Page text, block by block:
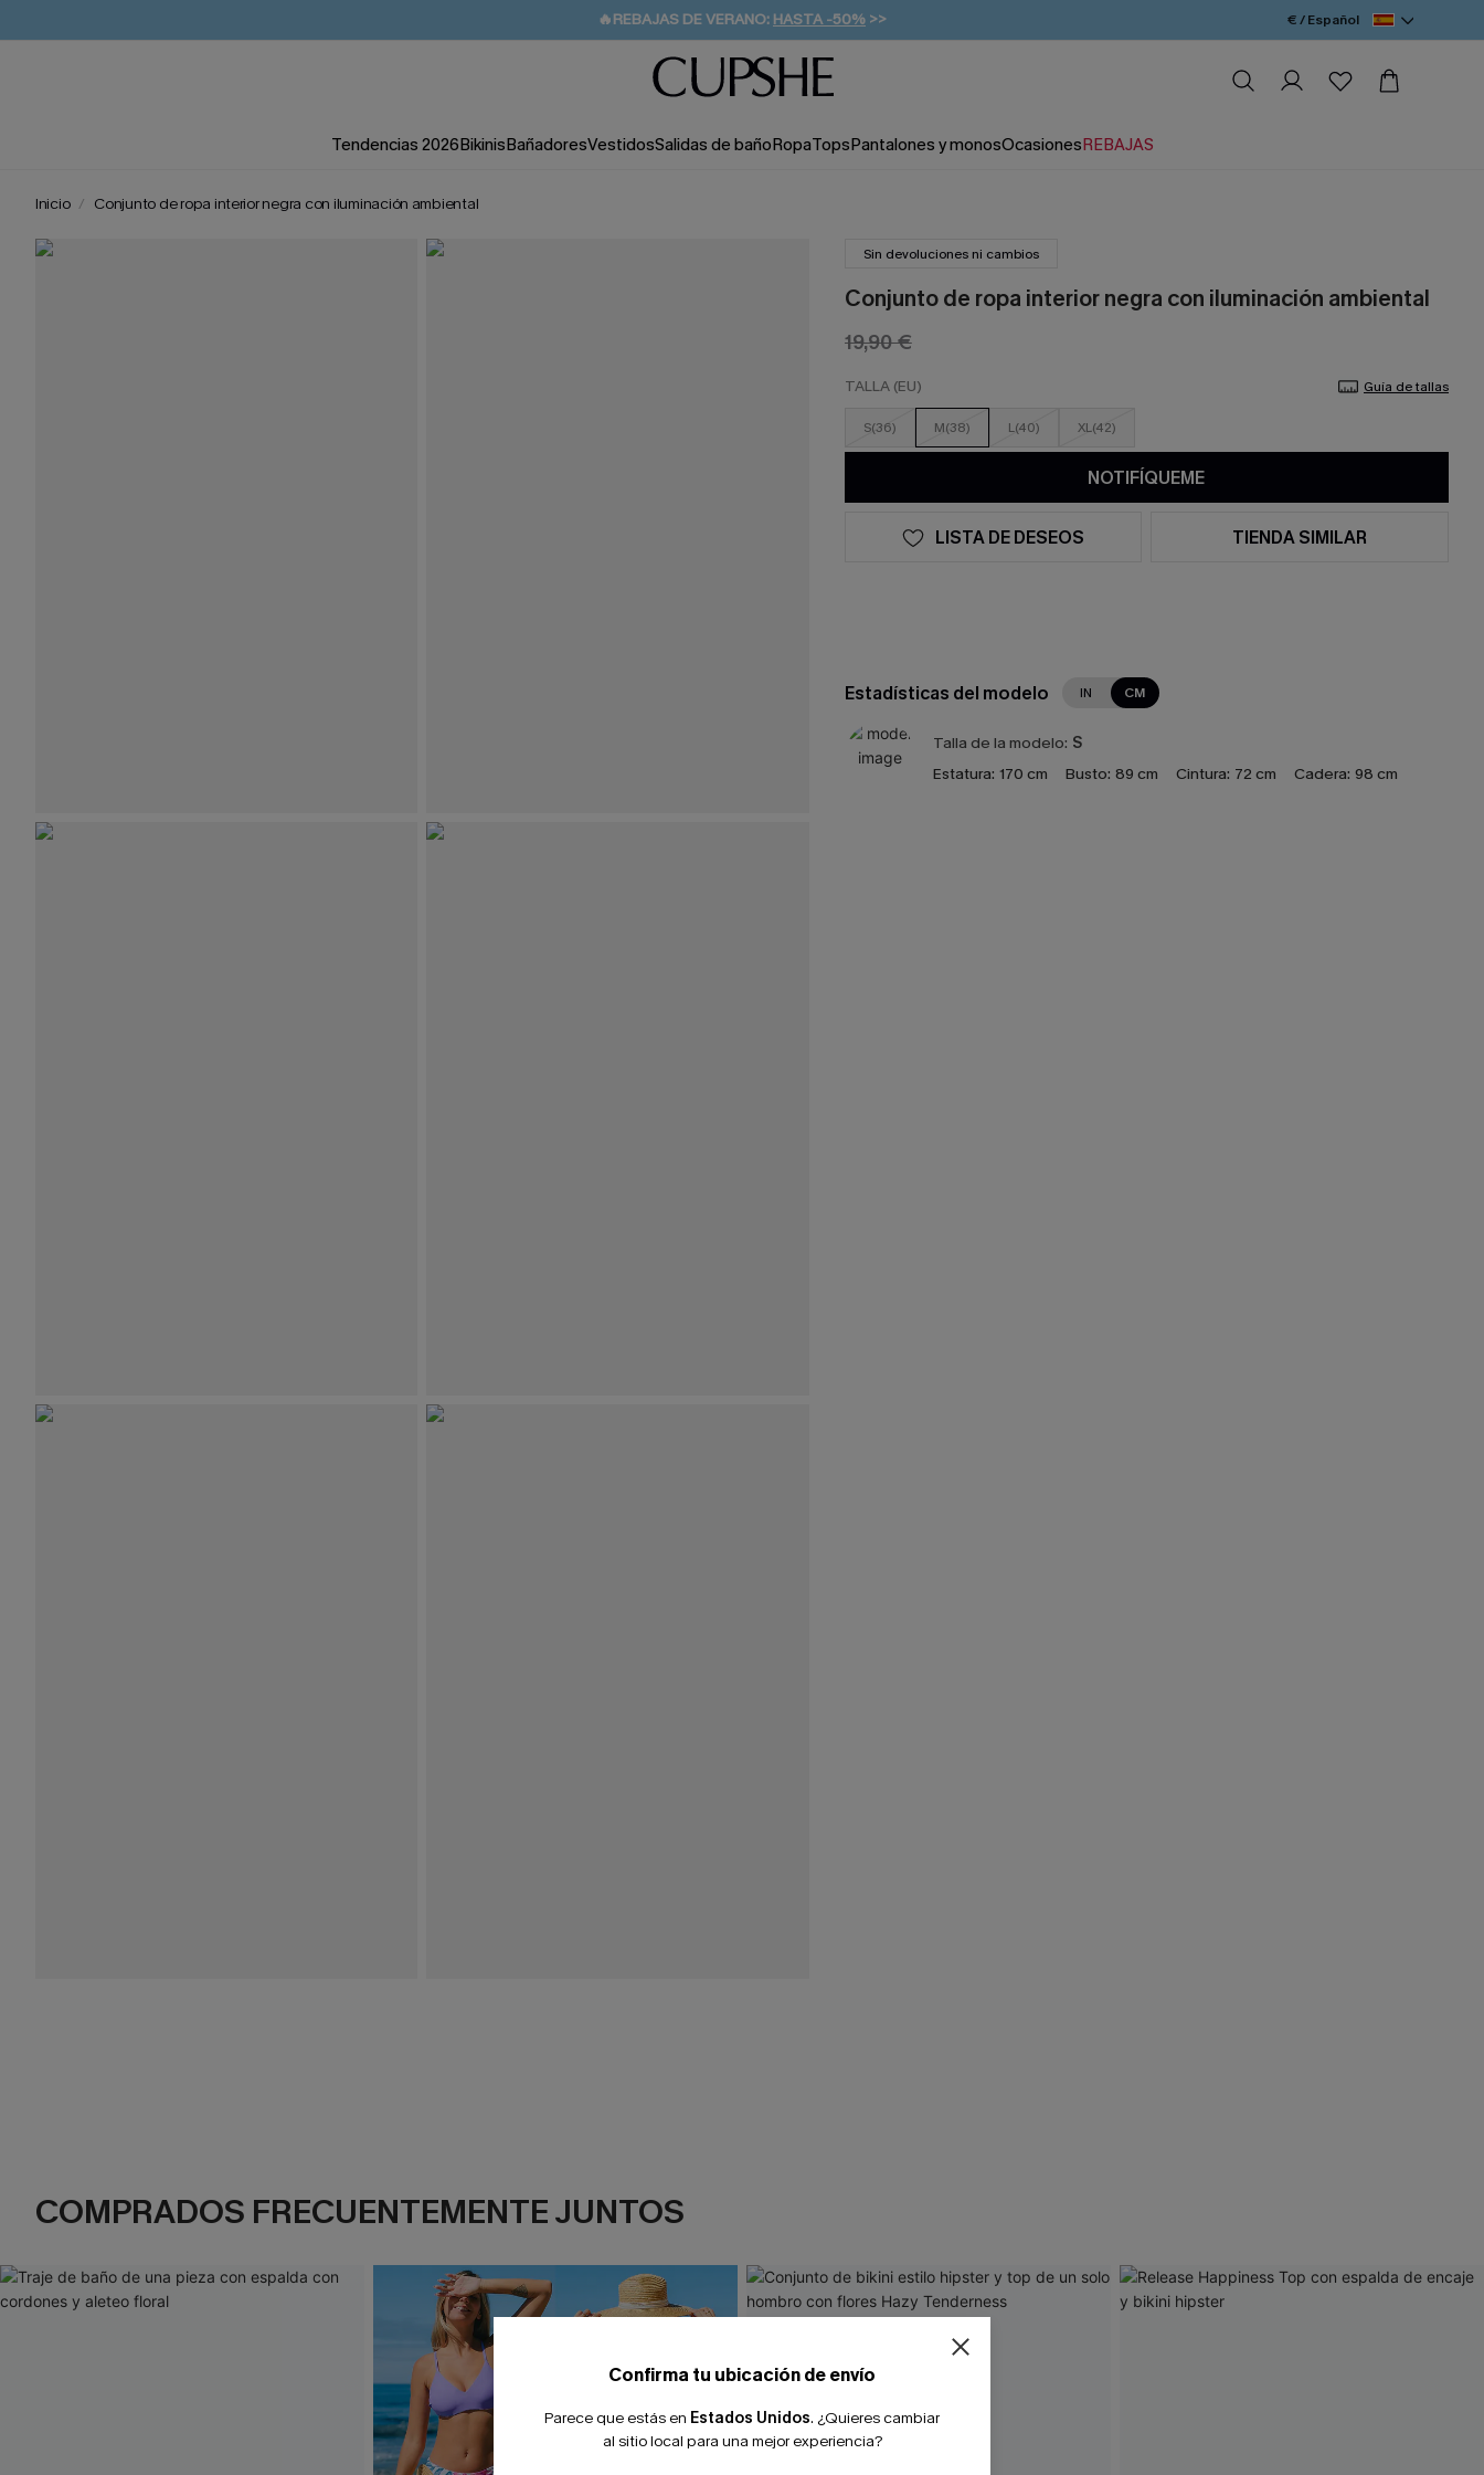
👒PROMOCIÓN DE VERANO:-10% EN 2 VESTIDOS
💌¡SUSCRIBIRSE & GANAR -10% EXTRA!
🚚ENVÍO GRATUITO A PARTIR DE 49 € >>
€ / Español
Tendencias 2026BikinisBañadoresVestidosSalidas de bañoRopaTopsPantalones y monosOcasionesREBAJAS
Inicio Conjunto de ropa interior negra con iluminación ambiental
Sin devoluciones ni cambios
Conjunto de ropa interior negra con iluminación ambiental
19,90 €
TALLA (EU) Guía de tallas
S(36) M(38) L(40) XL(42)
NOTIFÍQUEME
LISTA DE DESEOS TIENDA SIMILAR
Estadísticas del modelo IN CM
Talla de la modelo: S
Estatura: 170 cm Busto: 89 cm Cintura: 72 cm Cadera: 98 cm
COMPRADOS FRECUENTEMENTE JUNTOS
Confirma tu ubicación de envío
Parece que estás en Estados Unidos. ¿Quieres cambiar
al sitio local para una mejor experiencia?
-10% extra sin compra mínima